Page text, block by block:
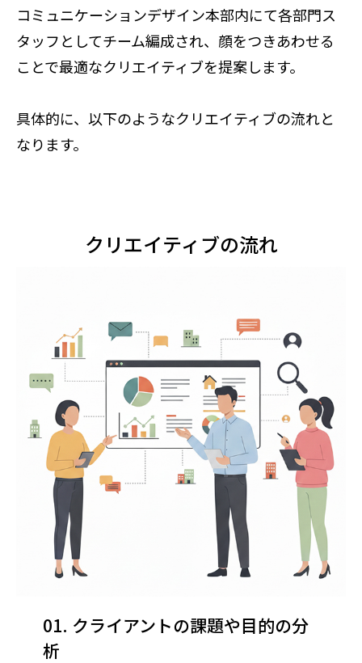
コミュニケーションデザイン本部内にて各部門ス
タッフとしてチーム編成され、顔をつきあわせる
ことで最適なクリエイティブを提案します。
具体的に、以下のようなクリエイティブの流れと
なります。
クリエイティブの流れ
01. クライアントの課題や目的の分
析